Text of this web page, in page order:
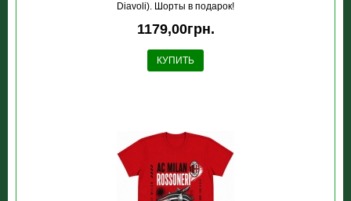
Diavoli). Шорты в подарок!
1179,00грн.
КУПИТЬ